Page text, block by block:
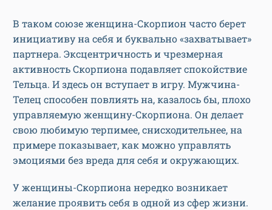
В таком союзе женщина-Скорпион часто берет
инициативу на себя и буквально «захватывает»
партнера. Эксцентричность и чрезмерная
активность Скорпиона подавляет спокойствие
Тельца. И здесь он вступает в игру. Мужчина-
Телец способен повлиять на, казалось бы, плохо
управляемую женщину-Скорпиона. Он делает
свою любимую терпимее, снисходительнее, на
примере показывает, как можно управлять
эмоциями без вреда для себя и окружающих.
У женщины-Скорпиона нередко возникает
желание проявить себя в одной из сфер жизни.